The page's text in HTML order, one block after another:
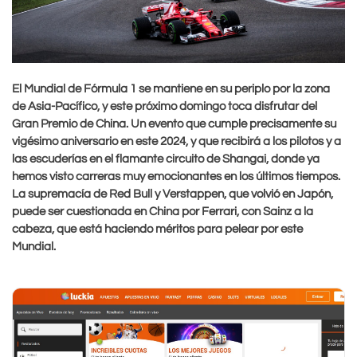
El Mundial de Fórmula 1 se mantiene en su periplo por la zona
de Asia-Pacífico, y este próximo domingo toca disfrutar del
Gran Premio de China. Un evento que cumple precisamente su
vigésimo aniversario en este 2024, y que recibirá a los pilotos y a
las escuderías en el flamante circuito de Shangai, donde ya
hemos visto carreras muy emocionantes en los últimos tiempos.
La supremacía de Red Bull y Verstappen, que volvió en Japón,
puede ser cuestionada en China por Ferrari, con Sainz a la
cabeza, que está haciendo méritos para pelear por este
Mundial.